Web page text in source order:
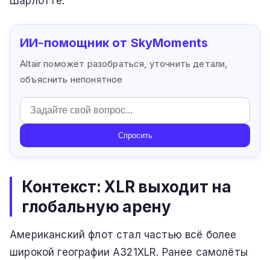
ИИ-помощник от SkyMoments
Altair поможет разобраться, уточнить детали,
объяснить непонятное
Спросить
Контекст: XLR выходит на
глобальную арену
Американский флот стал частью всё более
широкой географии A321XLR. Ранее самолёты